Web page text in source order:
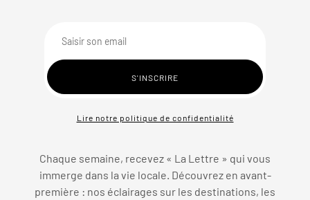
Lire notre politique de confidentialité
Chaque semaine, recevez « La Lettre » qui vous
immerge dans la vie locale. Découvrez en avant-
première : nos éclairages sur les destinations, les